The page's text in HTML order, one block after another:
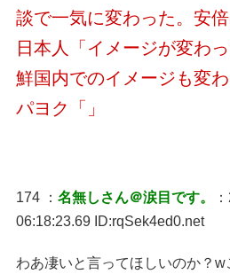
談で一気に変わった。安倍
日本人「イメージが変わ
鮮国内でのイメージも変わ
パヨク「」
174 ： 名無しさん＠涙目です。
06:18:23.69 ID:rqSek4ed0.net
わあ凄いと言ってほしいのか？w